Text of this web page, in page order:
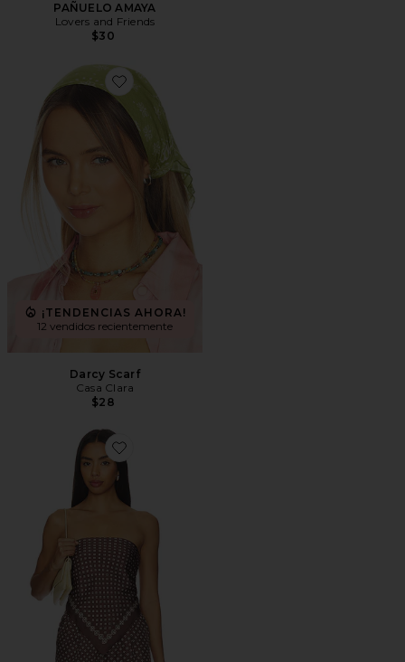
PAÑUELO AMAYA
Lovers and Friends
$30
Favorite Darcy Scarf
¡TENDENCIAS AHORA!
12 vendidos recientemente
Darcy Scarf
Casa Clara
$28
Favorite PAÑUELO PAOLA